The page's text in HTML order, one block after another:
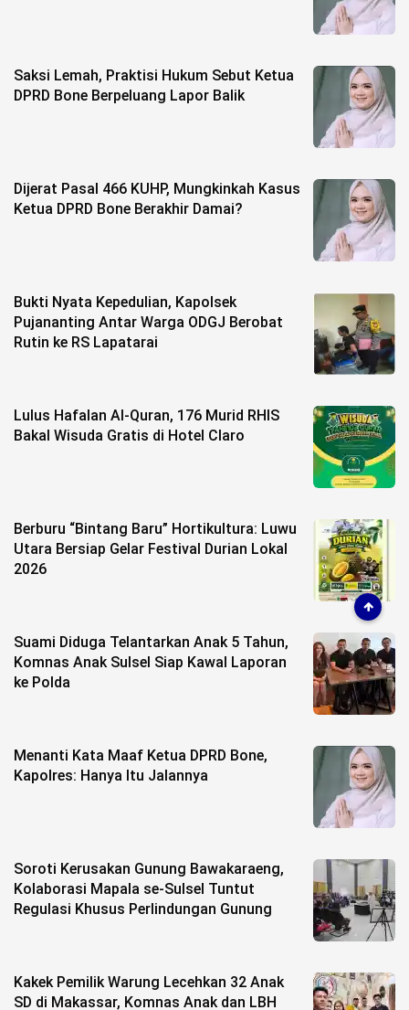
Saksi Lemah, Praktisi Hukum Sebut Ketua
DPRD Bone Berpeluang Lapor Balik
Dijerat Pasal 466 KUHP, Mungkinkah Kasus
Ketua DPRD Bone Berakhir Damai?
Bukti Nyata Kepedulian, Kapolsek
Pujananting Antar Warga ODGJ Berobat
Rutin ke RS Lapatarai
Lulus Hafalan Al-Quran, 176 Murid RHIS
Bakal Wisuda Gratis di Hotel Claro
Berburu “Bintang Baru” Hortikultura: Luwu
Utara Bersiap Gelar Festival Durian Lokal
2026
Suami Diduga Telantarkan Anak 5 Tahun,
Komnas Anak Sulsel Siap Kawal Laporan
ke Polda
Menanti Kata Maaf Ketua DPRD Bone,
Kapolres: Hanya Itu Jalannya
Soroti Kerusakan Gunung Bawakaraeng,
Kolaborasi Mapala se-Sulsel Tuntut
Regulasi Khusus Perlindungan Gunung
Kakek Pemilik Warung Lecehkan 32 Anak
SD di Makassar, Komnas Anak dan LBH